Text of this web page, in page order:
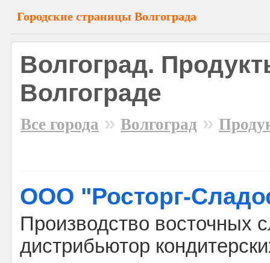
Городские страницы Волгограда
Волгоград.
Волгограде
Все города » Волгоград »
ООО "Росторг-
Производство восточных
дистрибьютор